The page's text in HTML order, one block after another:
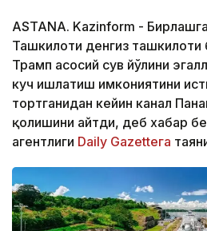
ASTANA. Kazinform -
Ташкилоти денгиз
Трамп асосий сув йўлини
куч ишлатиш имкониятини
тортганидан кейин канал
қолишини айтди, деб хабар
агентлиги Daily Gazetteга